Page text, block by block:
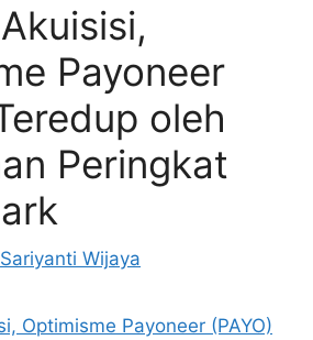
Payoneer
oleh
Peringkat
Sariyanti Wijaya